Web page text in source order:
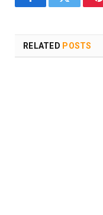
FacebookTwitter
RELATED POSTS